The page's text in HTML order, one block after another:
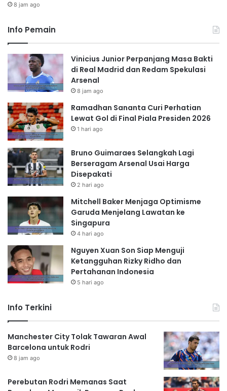
8 jam ago
Info Pemain
Vinicius Junior Perpanjang Masa Bakti
di Real Madrid dan Redam Spekulasi
Arsenal
8 jam ago
Ramadhan Sananta Curi Perhatian
Lewat Gol di Final Piala Presiden 2026
1 hari ago
Bruno Guimaraes Selangkah Lagi
Berseragam Arsenal Usai Harga
Disepakati
2 hari ago
Mitchell Baker Menjaga Optimisme
Garuda Menjelang Lawatan ke
Singapura
4 hari ago
Nguyen Xuan Son Siap Menguji
Ketangguhan Rizky Ridho dan
Pertahanan Indonesia
5 hari ago
Info Terkini
Manchester City Tolak Tawaran Awal
Barcelona untuk Rodri
8 jam ago
Perebutan Rodri Memanas Saat